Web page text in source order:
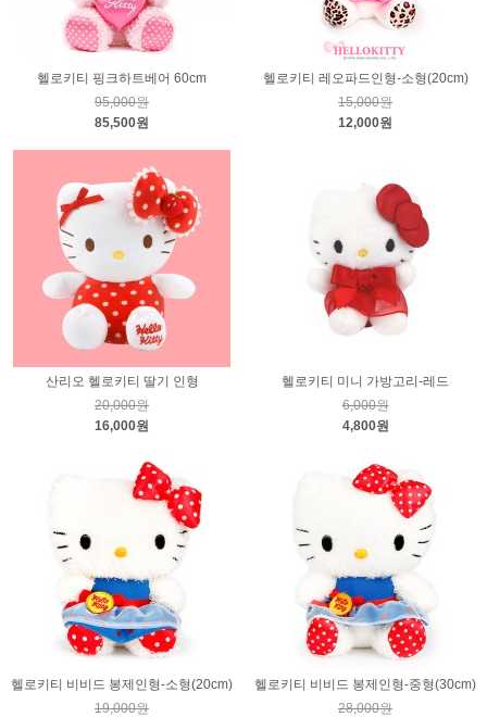
헬로키티 핑크하트베어 60cm
95,000원
85,500원
헬로키티 레오파드인형-소형(20cm)
15,000원
12,000원
산리오 헬로키티 딸기 인형
20,000원
16,000원
헬로키티 미니 가방고리-레드
6,000원
4,800원
헬로키티 비비드 봉제인형-소형(20cm)
19,000원
헬로키티 비비드 봉제인형-중형(30cm)
28,000원